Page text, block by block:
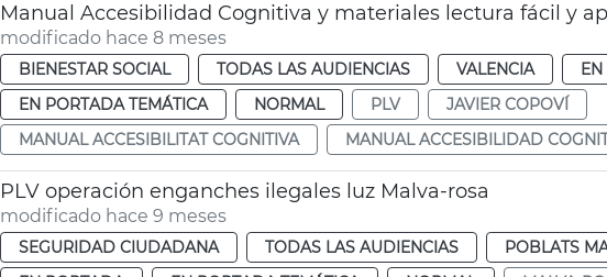
Manual Accesibilidad Cognitiva y materiales lectura fácil y
modificado hace 8 meses
BIENESTAR SOCIAL TODAS LAS AUDIENCIAS VALENCIA
EN PORTADA TEMÁTICA
NORMAL PLV
JAVIER COPOVÍ
MANUAL ACCESIBILITAT COGNITIVA
MANUAL ACCESIBILIDAD
PLV operación enganches ilegales luz Malva-rosa
modificado hace 9 meses
SEGURIDAD CIUDADANA TODAS LAS AUDIENCIAS POBLATS